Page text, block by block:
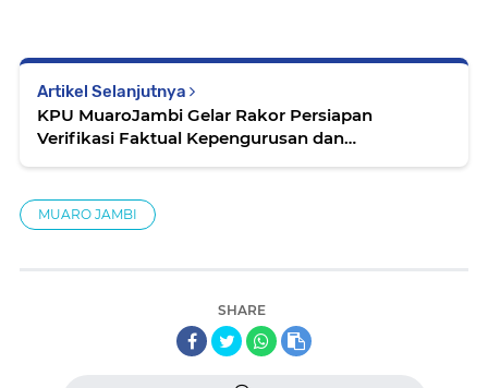
Artikel Selanjutnya
KPU MuaroJambi Gelar Rakor Persiapan
Verifikasi Faktual Kepengurusan dan
MUARO JAMBI
SHARE